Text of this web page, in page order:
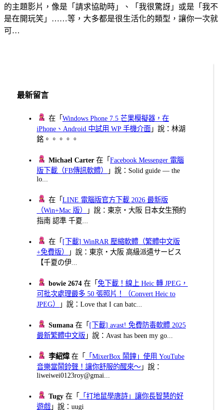
的主題影片，像是「請求協助時」、「我很驚訝」或是「我不
是在開玩笑」……等，大多都是很生活化的類型，讓你一次就
可…
最新留言
在「Windows Phone 7.5 芒果模擬器，在
iPhone、Android 中試用 WP 手機介面 」說：林湖
銘。。。。。
Michael Carter 在「Facebook Messenger 電腦
版下載（FB傳訊軟體）
」說：Solid guide — the
lo...
在「LINE 電腦版官方下載 2026 最新版
（Win+Mac 版）
」說：東京・大阪 日本女生預約
指南 認準 千夏...
在「 [下載] WinRAR 壓縮軟體（繁體中文版
+免費版）
」說：東京・大阪 高級派遣サービス
【千夏の伊...
bowie 2674 在「免下載！線上 Heic 轉 JPEG，
可批次處理最多 50 張照片！（Convert Heic to
JPEG）
」說：Love that I can batc...
Sumana 在「 [下載] avast! 免費防毒軟體 2025
最新繁體中文版 」說：Avast has been my go...
李紹煒在「
「MixerBox 鬧鐘」使用 YouTube
音樂當鬧鈴聲！讓你舒服的醒來～ 」說：
liweiwei0123roy@gmai...
Tugy 在「
「打地鼠學唐詩」讓你長智慧的好
遊戲 」說：uugi